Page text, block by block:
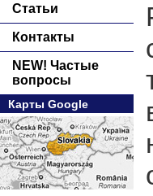
Статьи
Контакты
NEW! Частые
вопросы
Карты Google